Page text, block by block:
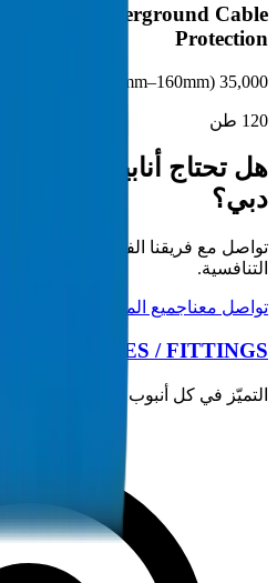
Grid — Underground Cable
Protection
35,000 LM of NEMA TC 2 electrical duct pipes (110mm–160mm)
120 طن
دبي؟
تواصل مع فريقنا الفني للحصول على
التنافسية.
تواصل معناجميع المنتجات
PIPES / FITTINGS
التميّز في كل أنبوب